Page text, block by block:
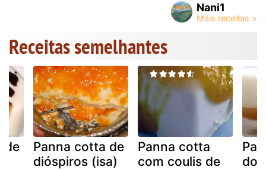
Nani1
Receitas semelhantes
de
Panna cotta de
dióspiros (isa)
Panna cotta
com coulis de